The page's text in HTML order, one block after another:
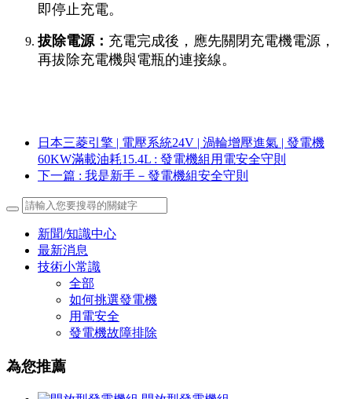
即停止充電。
拔除電源： 充電完成後，應先關閉充電機電源，
再拔除充電機與電瓶的連接線。
日本三菱引擎 | 電壓系統24V | 渦輪增壓進氣 | 發電機
60KW滿載油耗15.4L : 發電機組用電安全守則
下一篇 : 我是新手－發電機組安全守則
新聞/知識中心
最新消息
技術小常識
全部
如何挑選發電機
用電安全
發電機故障排除
為您推薦